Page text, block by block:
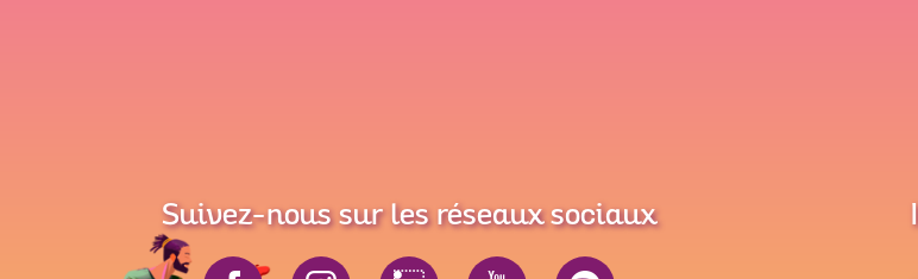
Suivez-nous sur les réseaux sociaux